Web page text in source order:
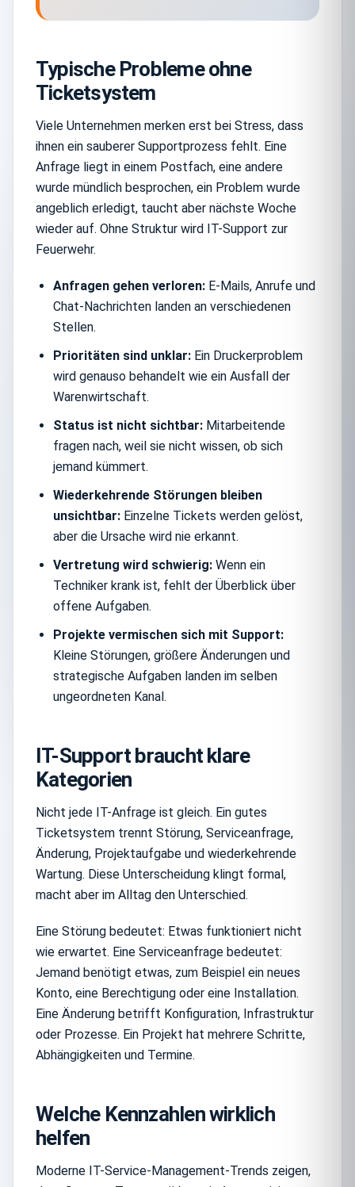
Typische Probleme ohne
Ticketsystem
Viele Unternehmen merken erst bei Stress, dass
ihnen ein sauberer Supportprozess fehlt. Eine
Anfrage liegt in einem Postfach, eine andere
wurde mündlich besprochen, ein Problem wurde
angeblich erledigt, taucht aber nächste Woche
wieder auf. Ohne Struktur wird IT-Support zur
Feuerwehr.
Anfragen gehen verloren: E-Mails, Anrufe und
Chat-Nachrichten landen an verschiedenen
Stellen.
Prioritäten sind unklar: Ein Druckerproblem
wird genauso behandelt wie ein Ausfall der
Warenwirtschaft.
Status ist nicht sichtbar: Mitarbeitende
fragen nach, weil sie nicht wissen, ob sich
jemand kümmert.
Wiederkehrende Störungen bleiben
unsichtbar: Einzelne Tickets werden gelöst,
aber die Ursache wird nie erkannt.
Vertretung wird schwierig: Wenn ein
Techniker krank ist, fehlt der Überblick über
offene Aufgaben.
Projekte vermischen sich mit Support:
Kleine Störungen, größere Änderungen und
strategische Aufgaben landen im selben
ungeordneten Kanal.
IT-Support braucht klare
Kategorien
Nicht jede IT-Anfrage ist gleich. Ein gutes
Ticketsystem trennt Störung, Serviceanfrage,
Änderung, Projektaufgabe und wiederkehrende
Wartung. Diese Unterscheidung klingt formal,
macht aber im Alltag den Unterschied.
Eine Störung bedeutet: Etwas funktioniert nicht
wie erwartet. Eine Serviceanfrage bedeutet:
Jemand benötigt etwas, zum Beispiel ein neues
Konto, eine Berechtigung oder eine Installation.
Eine Änderung betrifft Konfiguration, Infrastruktur
oder Prozesse. Ein Projekt hat mehrere Schritte,
Abhängigkeiten und Termine.
Welche Kennzahlen wirklich
helfen
Moderne IT-Service-Management-Trends zeigen,